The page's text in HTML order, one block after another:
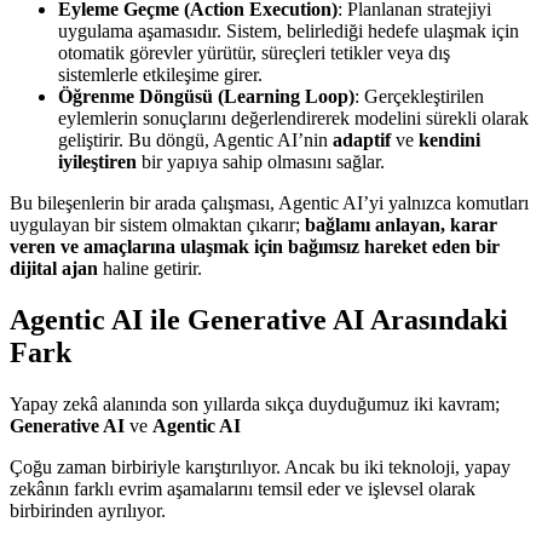
Eyleme Geçme (Action Execution): Planlanan stratejiyi
uygulama aşamasıdır. Sistem, belirlediği hedefe ulaşmak için
otomatik görevler yürütür, süreçleri tetikler veya dış
sistemlerle etkileşime girer.
Öğrenme Döngüsü (Learning Loop): Gerçekleştirilen
eylemlerin sonuçlarını değerlendirerek modelini sürekli olarak
geliştirir. Bu döngü, Agentic AI’nin adaptifve kendini
iyileştiren bir yapıya sahip olmasını sağlar.
Bu bileşenlerin bir arada çalışması, Agentic AI’yi yalnızca komutları
uygulayan bir sistem olmaktan çıkarır; bağlamı anlayan, karar
veren ve amaçlarına ulaşmak için bağımsız hareket eden bir
dijital ajan haline getirir.
Agentic AI ile Generative AI Arasındaki
Fark
Yapay zekâ alanında son yıllarda sıkça duyduğumuz iki kavram;
Generative AI ve Agentic AI
Çoğu zaman birbiriyle karıştırılıyor. Ancak bu iki teknoloji, yapay
zekânın farklı evrim aşamalarını temsil eder ve işlevsel olarak
birbirinden ayrılıyor.